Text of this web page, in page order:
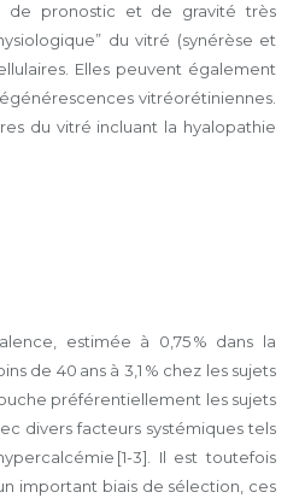
de pronostic et de gravité très
du vitré (synérèse et
Elles peuvent également
vitréorétiniennes.
du vitré incluant la hyalopathie
estimée à 0,75 % dans la
de 40 ans à 3,1 % chez les sujets
préférentiellement les sujets
divers facteurs systémiques tels
[1-3]. Il est toutefois
important biais de sélection, ces